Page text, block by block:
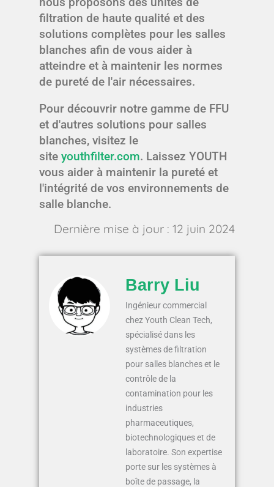
filtration de haute qualité et des
solutions complètes pour les salles
blanches afin de vous aider à
atteindre et à maintenir les normes
de pureté de l'air nécessaires.
Pour découvrir notre gamme de FFU
et d'autres solutions pour salles
blanches, visitez le
site youthfilter.com. Laissez YOUTH
vous aider à maintenir la pureté et
l'intégrité de vos environnements de
salle blanche.
Dernière mise à jour : 12 juin 2024
Barry Liu
Ingénieur commercial
chez Youth Clean Tech,
spécialisé dans les
systèmes de filtration
pour salles blanches et le
contrôle de la
contamination pour les
industries
pharmaceutiques,
biotechnologiques et de
laboratoire. Son expertise
porte sur les systèmes à
boîte de passage, la